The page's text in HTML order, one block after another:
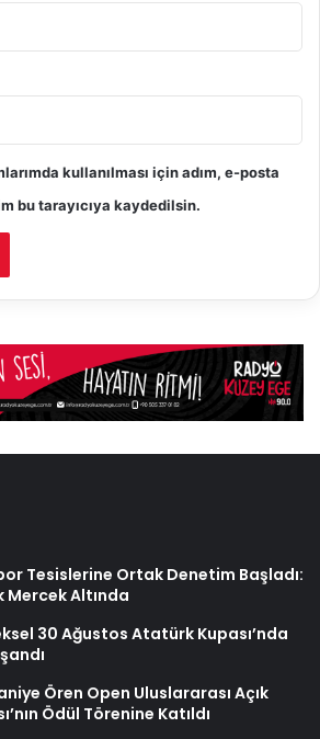
kullanılması için adım, e-posta
bu tarayıcıya kaydedilsin.
Tesislerine Ortak Denetim Başladı:
Mercek Altında
30 Ağustos Atatürk Kupası’nda
Ören Open Uluslararası Açık
Ödül Törenine Katıldı